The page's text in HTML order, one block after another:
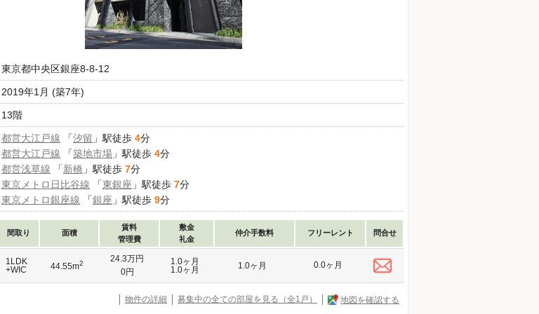
東京都中央区銀座8-8-12
2019年1月 (築7年)
13階
都営大江戸線 「汐留 」駅徒歩 4分
都営大江戸線 「築地市場 」駅徒歩 4分
都営浅草線 「新橋 」駅徒歩 7分
東京メトロ日比谷線 「東銀座 」駅徒歩 7分
東京メトロ銀座線 「銀座 」駅徒歩 9分
間取り 面積
賃料
管理費
敷金
礼金
仲介手数料 フリーレント 問合せ
24.3万円
0円
1.0ヶ月
1.0ヶ月
1.0ヶ月 0.0ヶ月
1LDK
+WIC
44.55m2
物件の詳細 募集中の全ての部屋を見る（全1戸） 地図を確認する